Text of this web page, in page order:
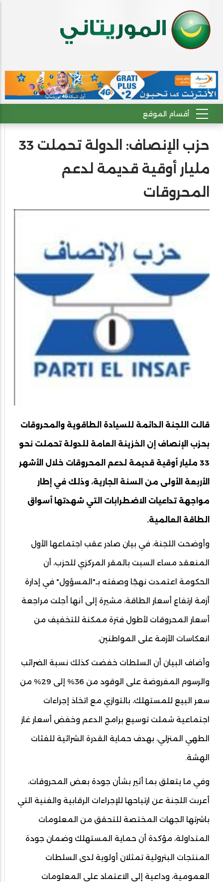
حزب الإنصاف: الدولة تحملت 33
مليار أوقية قديمة لدعم
المحروقات
قالت اللجنة الدائمة للسيادة الطاقوية والمحروقات
بحزب الإنصاف إن الخزينة العامة للدولة تحملت نحو
33 مليار أوقية قديمة لدعم المحروقات خلال الأشهر
الأربعة الأولى من السنة الجارية، وذلك في إطار
مواجهة تداعيات الاضطرابات التي شهدتها أسواق
الطاقة العالمية.
وأوضحت اللجنة، في بيان صادر عقب اجتماعها الأول
المنعقد مساء السبت بالمقر المركزي للحزب، أن
الحكومة اعتمدت نهجًا وصفته بـ"المسؤول" في إدارة
أزمة ارتفاع أسعار الطاقة، مشيرة إلى أنها أجلت مراجعة
أسعار المحروقات لأطول فترة ممكنة للتخفيف من
انعكاسات الأزمة على المواطنين.
وأضاف البيان أن السلطات خفضت كذلك نسبة الضرائب
والرسوم المفروضة على الوقود من 36% إلى 29% من
سعر البيع للمستهلك، بالتوازي مع اتخاذ إجراءات
اجتماعية شملت توسيع برامج الدعم وخفض أسعار غاز
الطهي المنزلي، بهدف حماية القدرة الشرائية للفئات
الهشة.
وفي ما يتعلق بما أثير بشأن جودة بعض المحروقات،
أعربت اللجنة عن ارتياحها للإجراءات الرقابية والفنية التي
باشرتها الجهات المختصة للتحقق من المعلومات
المتداولة، مؤكدة أن حماية المستهلك وضمان جودة
المنتجات البترولية تمثلان أولوية لدى السلطات
العمومية، وداعية إلى الاعتماد على المعلومات